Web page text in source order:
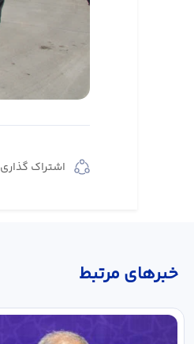
اشتراک گذاری
خبر‌های مرتبط